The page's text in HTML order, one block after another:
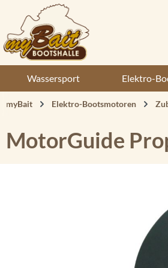
Hauptinhalt springen
Zur Suche springen
Zur Hauptnavigation springen
Wassersport Elektro-
myBait Elektro-Bootsmotoren
MotorGuide